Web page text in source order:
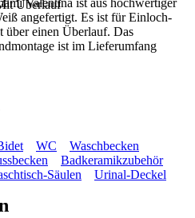
Überlauf
Valentina ist aus hochwertiger
angefertigt. Es ist für Einloch-
über einen Überlauf. Das
ist im Lieferumfang
WC
Waschbecken
Badkeramikzubehör
Säulen Urinal-Deckel